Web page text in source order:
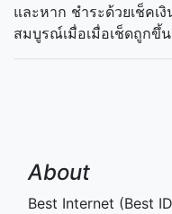
และหาก ชำระด้วยเช็คเ
สมบูรณ์เมื่อเมื่อเช็ดถูกขึ้น
About
Best Internet (Best